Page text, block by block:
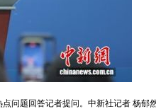
问题回答记者提问。中新社记者 杨郁